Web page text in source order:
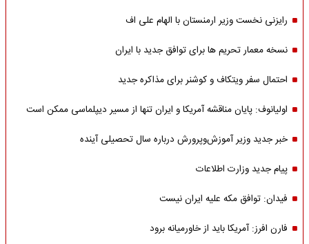
رایزنی نخست وزیر ارمنستان با الهام علی اف
نسخه معمار تحریم ها برای توافق جدید با ایران
احتمال سفر ویتکاف و کوشنر برای مذاکره جدید
اولیانوف: پایان مناقشه آمریکا و ایران تنها از مسیر دیپلماسی ممکن است
خبر جدید وزیر آموزش‌وپرورش درباره سال تحصیلی آینده
پیام جدید وزارت اطلاعات
فیدان: توافق مکه علیه ایران نیست
فارن افرز: آمریکا باید از خاورمیانه برود